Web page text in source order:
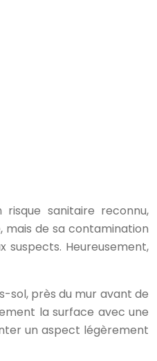
sanitaire reconnu,
de sa contamination
suspects. Heureusement,
sol, près du mur avant de
la surface avec une
un aspect légèrement